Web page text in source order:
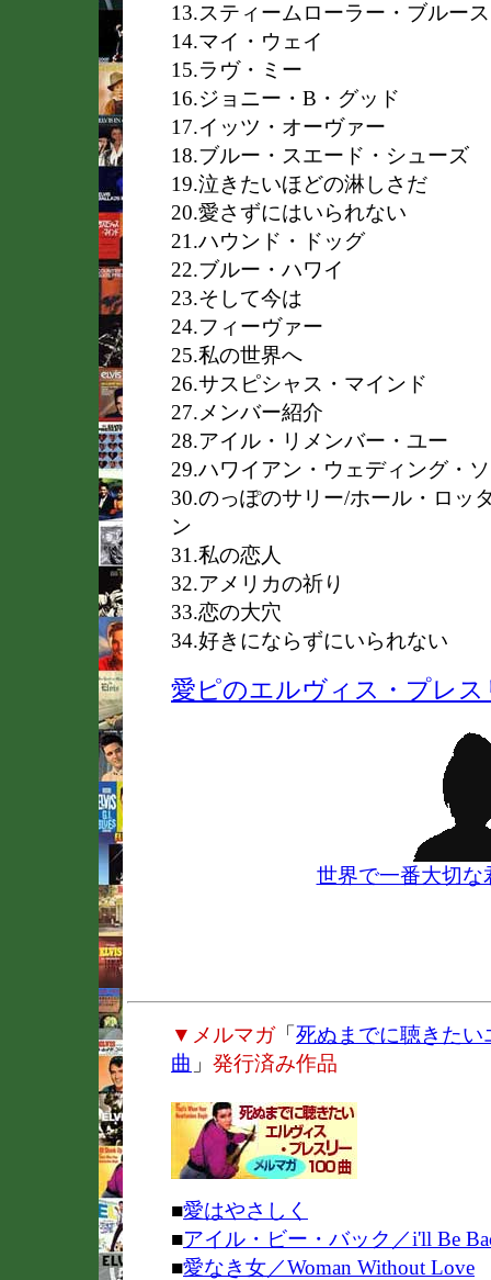
13.スティームローラー・ブルース
14.マイ・ウェイ
15.ラヴ・ミー
16.ジョニー・B・グッド
17.イッツ・オーヴァー
18.ブルー・スエード・シューズ
19.泣きたいほどの淋しさだ
20.愛さずにはいられない
21.ハウンド・ドッグ
22.ブルー・ハワイ
23.そして今は
24.フィーヴァー
25.私の世界へ
26.サスピシャス・マインド
27.メンバー紹介
28.アイル・リメンバー・ユー
29.ハワイアン・ウェディング・
30.のっぽのサリー/ホール・ロッ
ン
31.私の恋人
32.アメリカの祈り
33.恋の大穴
34.好きにならずにいられない
愛ピのエルヴィス・プレ
世界で一番大切な
▼メルマガ「 死ぬまでに聴きたい
曲 」 発行済み作品
■愛はやさしく
■アイル・ビー・バック／i'll Be
■愛なき女／Woman Without Love